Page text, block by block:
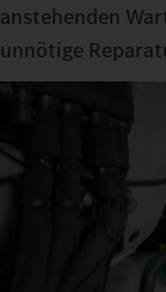
anstehenden
unnötige